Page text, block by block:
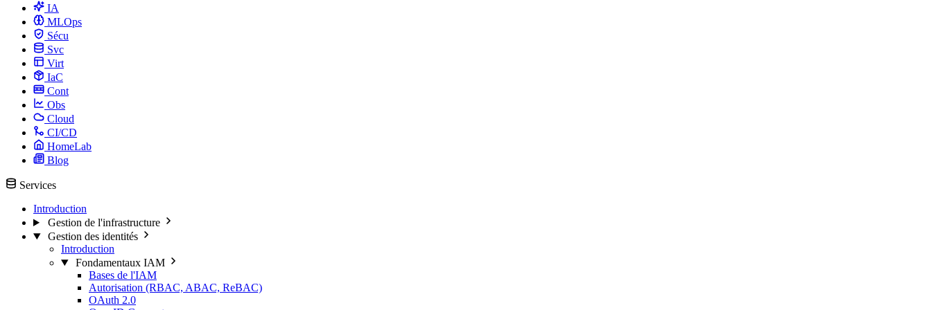
IA
MLOps
Sécu
Svc
Virt
IaC
Cont
Obs
Cloud
CI/CD
HomeLab
Blog
Services
Introduction
Gestion de l'infrastructure
Gestion des identités
Introduction
Fondamentaux IAM
Bases de l'IAM
Autorisation (RBAC, ABAC, ReBAC)
OAuth 2.0